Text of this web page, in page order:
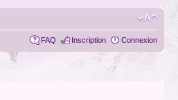
FAQ Inscription Connexion